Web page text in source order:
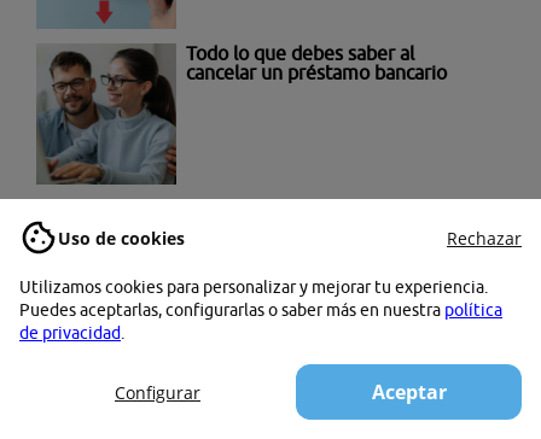
Uso de cookies Rechazar
Utilizamos cookies para personalizar y mejorar tu experiencia.
Puedes aceptarlas, configurarlas o saber más en nuestra política
de privacidad
Aceptar
Configurar
Todo lo que debes saber al
cancelar un préstamo bancario